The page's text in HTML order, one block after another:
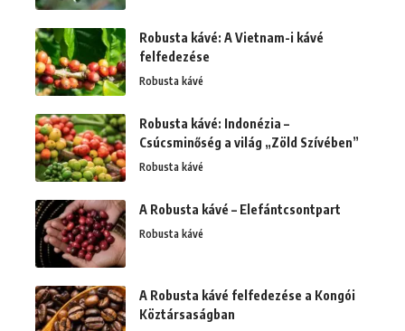
Robusta kávé: A Vietnam-i kávé
felfedezése
Robusta kávé
Robusta kávé: Indonézia –
Csúcsminőség a világ „Zöld Szívében”
Robusta kávé
A Robusta kávé – Elefántcsontpart
Robusta kávé
A Robusta kávé felfedezése a Kongói
Köztársaságban